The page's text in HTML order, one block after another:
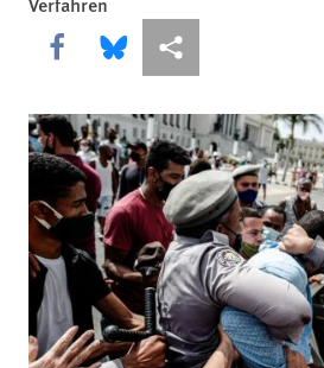
Share this via Facebook
Share this via Bluesky
More sharing options